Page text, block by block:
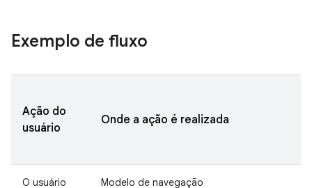
Exemplo de fluxo
Ação do
usuário
Onde a ação é realizada
O usuário
Modelo de navegação